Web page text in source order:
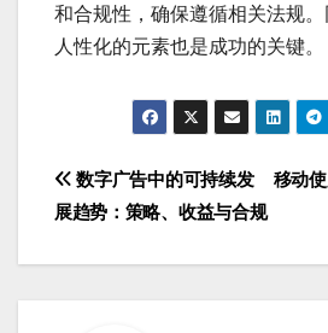
和合规性，确保遵循相关法规
人性化的元素也是成功的关键。
Post
navigation
移动
数字广告中的可持续发
展趋势：策略、收益与合规